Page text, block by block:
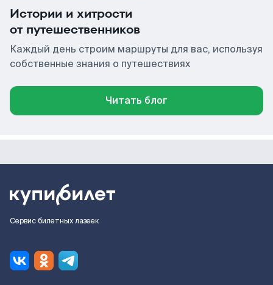
Истории и хитрости
от путешественников
Каждый день строим маршруты для вас, используя
собственные знания о путешествиях
Читать блог
Сервис билетных лазеек